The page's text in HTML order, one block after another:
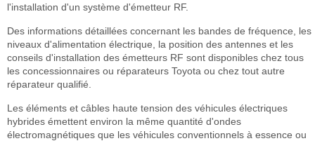
l'installation d'un système d'émetteur RF.
Des informations détaillées concernant les bandes de fréquence, les
niveaux d'alimentation électrique, la position des antennes et les
conseils d'installation des émetteurs RF sont disponibles chez tous
les concessionnaires ou réparateurs Toyota ou chez tout autre
réparateur qualifié.
Les éléments et câbles haute tension des véhicules électriques
hybrides émettent environ la même quantité d'ondes
électromagnétiques que les véhicules conventionnels à essence ou